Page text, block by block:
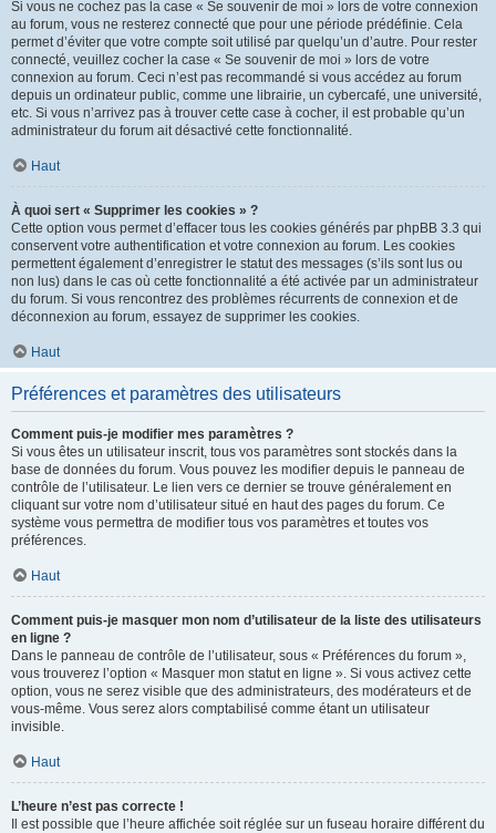
Si vous ne cochez pas la case « Se souvenir de moi » lors de votre connexion
au forum, vous ne resterez connecté que pour une période prédéfinie. Cela
permet d’éviter que votre compte soit utilisé par quelqu’un d’autre. Pour rester
connecté, veuillez cocher la case « Se souvenir de moi » lors de votre
connexion au forum. Ceci n’est pas recommandé si vous accédez au forum
depuis un ordinateur public, comme une librairie, un cybercafé, une université,
etc. Si vous n’arrivez pas à trouver cette case à cocher, il est probable qu’un
administrateur du forum ait désactivé cette fonctionnalité.
Haut
À quoi sert « Supprimer les cookies » ?
Cette option vous permet d’effacer tous les cookies générés par phpBB 3.3 qui
conservent votre authentification et votre connexion au forum. Les cookies
permettent également d’enregistrer le statut des messages (s’ils sont lus ou
non lus) dans le cas où cette fonctionnalité a été activée par un administrateur
du forum. Si vous rencontrez des problèmes récurrents de connexion et de
déconnexion au forum, essayez de supprimer les cookies.
Haut
Préférences et paramètres des utilisateurs
Comment puis-je modifier mes paramètres ?
Si vous êtes un utilisateur inscrit, tous vos paramètres sont stockés dans la
base de données du forum. Vous pouvez les modifier depuis le panneau de
contrôle de l’utilisateur. Le lien vers ce dernier se trouve généralement en
cliquant sur votre nom d’utilisateur situé en haut des pages du forum. Ce
système vous permettra de modifier tous vos paramètres et toutes vos
préférences.
Haut
Comment puis-je masquer mon nom d’utilisateur de la liste des utilisateurs
en ligne ?
Dans le panneau de contrôle de l’utilisateur, sous « Préférences du forum »,
vous trouverez l’option « Masquer mon statut en ligne ». Si vous activez cette
option, vous ne serez visible que des administrateurs, des modérateurs et de
vous-même. Vous serez alors comptabilisé comme étant un utilisateur
invisible.
Haut
L’heure n’est pas correcte !
Il est possible que l’heure affichée soit réglée sur un fuseau horaire différent du